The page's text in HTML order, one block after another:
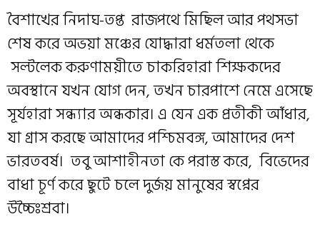
বৈশাখের নিদাঘ-তপ্ত রাজপথে মিছিল আর পথসভা
শেষ করে অভয়া মঞ্চের যোদ্ধারা ধর্মতলা থেকে
সল্টলেক করুণাময়ীতে চাকরিহারা শিক্ষকদের
অবস্থানে যখন যোগ দেন, তখন চারপাশে নেমে এসেছে
সূর্যহারা সন্ধ্যার অন্ধকার। এ যেন এক প্রতীকী আঁধার,
যা গ্রাস করছে আমাদের পশ্চিমবঙ্গ, আমাদের দেশ
ভারতবর্ষ। তবু আশাহীনতা কে পরাস্ত করে, বিভেদের
বাধা চূর্ণ করে ছুটে চলে দুর্জয় মানুষের স্বপ্নের
উচ্চৈঃশ্রবা।